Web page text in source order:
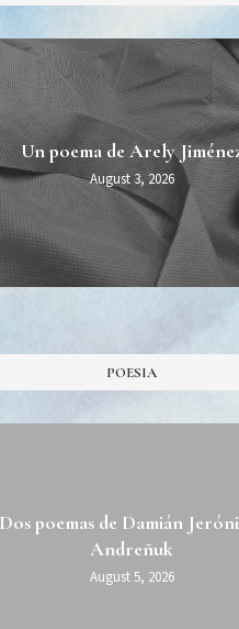
Un poema de Arely
August 3, 2026
POESIA
Dos poemas de Damián
Andreñuk
August 5, 2026